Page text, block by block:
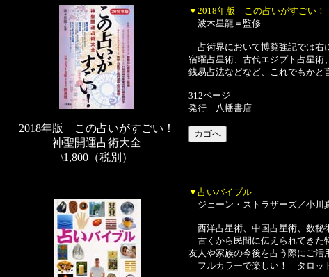
2018年版 この占いがすごい！
神聖開運占術大全
\1,800（税別）
▼2018年版 この占いがすごい
波木星龍＝監修
占術界において博覧強記では右
宿曜占星術、古代エジプト占星術
銭易占法などなど、これでもかと
312ページ
発行 八幡書店
▼占いバイブル
ジェーン・ストラザーズ／小川
西洋占星術、中国占星術、数秘
古くから民間に伝えられてきた
友人や家族の今後を占う際にご活
フルカラーで楽しい！ タロッ